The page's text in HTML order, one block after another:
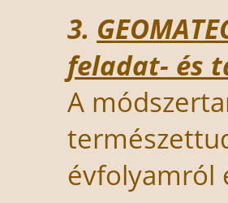
3.
feladat- és
A
évfolyamról